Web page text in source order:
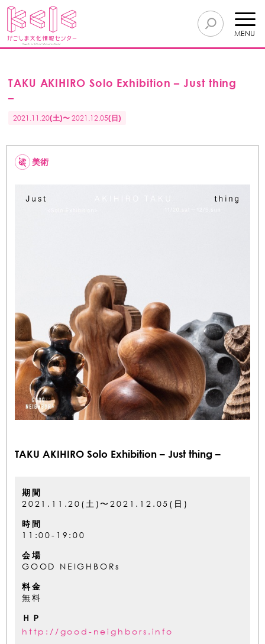
MENU
TAKU AKIHIRO Solo Exhibition – Just thing
–
2021.11.20(土)〜2021.12.05(日)
美術
TAKU AKIHIRO Solo Exhibition – Just thing –
期間
2021.11.20(土)〜2021.12.05(日)
時間
11:00-19:00
会場
GOOD NEIGHBORs
料金
無料
ＨＰ
http://good-neighbors.info